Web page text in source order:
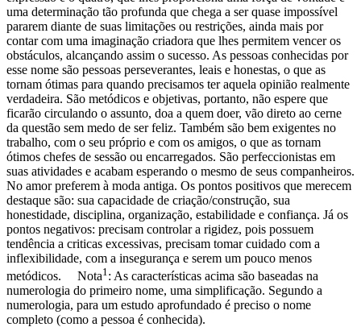
uma determinação tão profunda que chega a ser quase impossível
pararem diante de suas limitações ou restrições, ainda mais por
contar com uma imaginação criadora que lhes permitem vencer os
obstáculos, alcançando assim o sucesso. As pessoas conhecidas por
esse nome são pessoas perseverantes, leais e honestas, o que as
tornam ótimas para quando precisamos ter aquela opinião realmente
verdadeira. São metódicos e objetivas, portanto, não espere que
ficarão circulando o assunto, doa a quem doer, vão direto ao cerne
da questão sem medo de ser feliz. Também são bem exigentes no
trabalho, com o seu próprio e com os amigos, o que as tornam
ótimos chefes de sessão ou encarregados. São perfeccionistas em
suas atividades e acabam esperando o mesmo de seus companheiros.
No amor preferem à moda antiga. Os pontos positivos que merecem
destaque são: sua capacidade de criação/construção, sua
honestidade, disciplina, organização, estabilidade e confiança. Já os
pontos negativos: precisam controlar a rigidez, pois possuem
tendência a criticas excessivas, precisam tomar cuidado com a
inflexibilidade, com a insegurança e serem um pouco menos
metódicos. Nota1 : As características acima são baseadas na
numerologia do primeiro nome, uma simplificação. Segundo a
numerologia, para um estudo aprofundado é preciso o nome
completo (como a pessoa é conhecida).